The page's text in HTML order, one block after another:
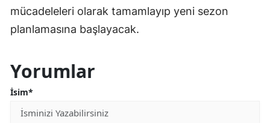
mücadeleleri olarak tamamlayıp yeni sezon
planlamasına başlayacak.
Yorumlar
İsim*